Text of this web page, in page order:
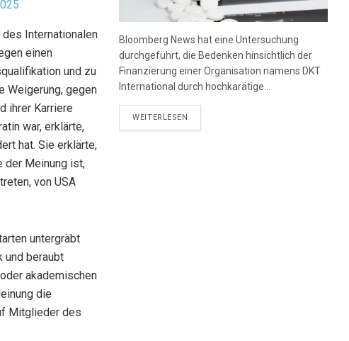
Internationalen
einen
und zu
Weigerung, gegen
ihrer Karriere
war, erklärte,
hat. Sie erklärte,
der Meinung ist,
von USA
untergräbt
und beraubt
akademischen
die
Mitglieder des
Bloomberg News hat eine Untersuchung
durchgeführt, die Bedenken hinsichtlich der
Finanzierung einer Organisation namens DKT
International durch hochkarätige...
WEITERLESEN